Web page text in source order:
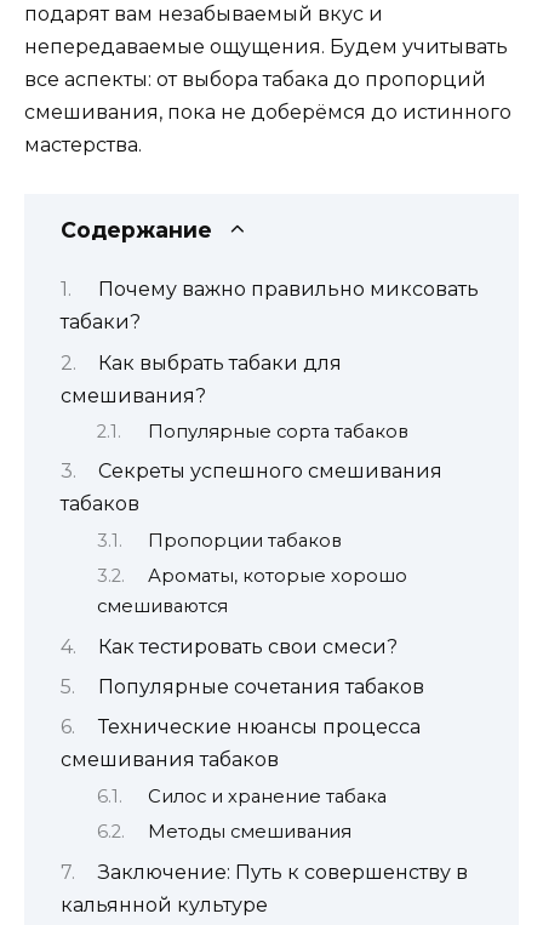
подарят вам незабываемый вкус и
непередаваемые ощущения. Будем учитывать
все аспекты: от выбора табака до пропорций
смешивания, пока не доберёмся до истинного
мастерства.
Содержание
Почему важно правильно миксовать
табаки?
Как выбрать табаки для
смешивания?
Популярные сорта табаков
Секреты успешного смешивания
табаков
Пропорции табаков
Ароматы, которые хорошо
смешиваются
Как тестировать свои смеси?
Популярные сочетания табаков
Технические нюансы процесса
смешивания табаков
Силос и хранение табака
Методы смешивания
Заключение: Путь к совершенству в
кальянной культуре